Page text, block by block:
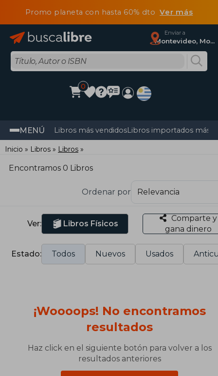
Promo planeta con hasta 60% dtoVer más
Enviar a
Montevideo, Montevideo
0
MENÚ Libros más vendidosLibros importados más
Inicio Libros Libros
Encontramos 0 Libros
Ordenar por
Ver: Libros Físicos
Comparte y
gana dinero
Estado: Todos Nuevos Usados
¡Woooops! No encontramos
resultados
Haz click en el siguiente botón para volver a los
resultados anteriores